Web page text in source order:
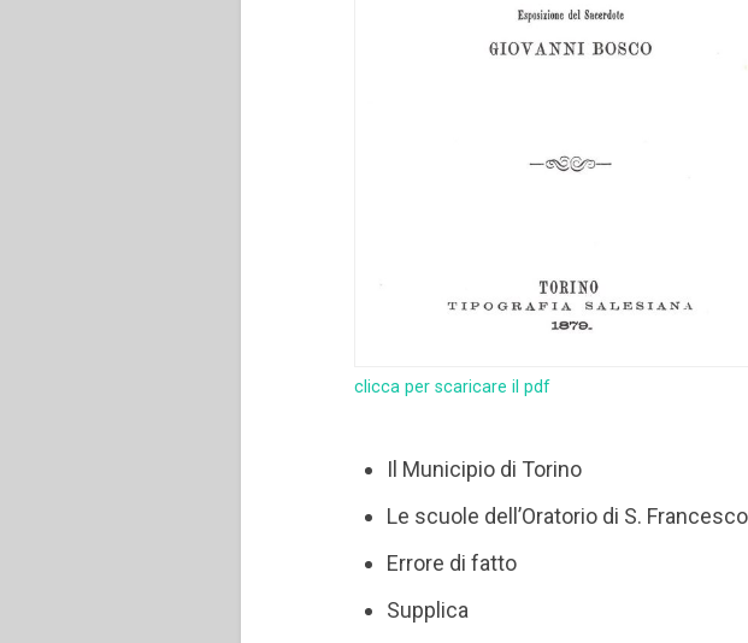
clicca per scaricare il pdf
Il Municipio di Torino
Le scuole dell’Oratorio di S.
Errore di fatto
Supplica